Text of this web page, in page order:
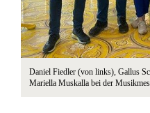
Daniel Fiedler (von links), Gallus
Mariella Muskalla bei der